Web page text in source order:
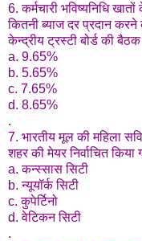
6. कर्मचारी भविष्यनिधि
कितनी ब्याज दर प्रदान करने
केन्द्रीय ट्रस्टी बोर्ड की
a. 9.65%
b. 5.65%
c. 7.65%
d. 8.65%
.
7. भारतीय मूल की महिला
शहर की मेयर निर्वाचित किया
a. कन्स्सास सिटी
b. न्यूयॉर्क सिटी
c. कुपेर्टिनो
d. वेटिकन सिटी
.